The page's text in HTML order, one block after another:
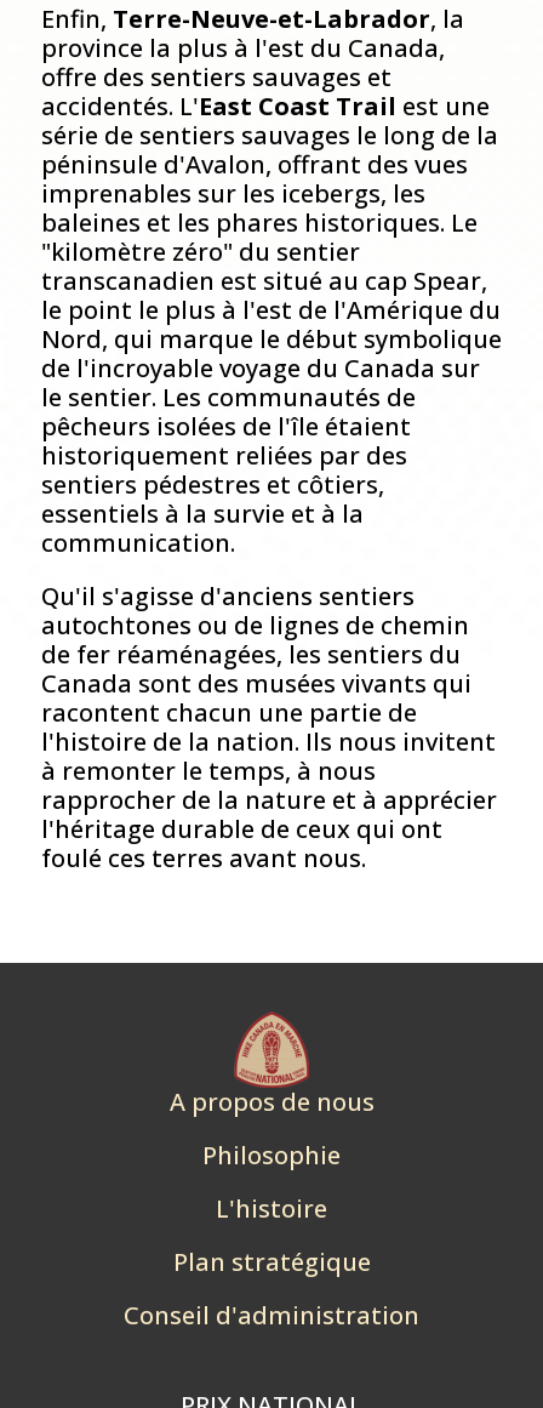
Enfin, Terre-Neuve-et-Labrador, la
province la plus à l'est du Canada,
offre des sentiers sauvages et
accidentés. L'East Coast Trail est une
série de sentiers sauvages le long de la
péninsule d'Avalon, offrant des vues
imprenables sur les icebergs, les
baleines et les phares historiques. Le
"kilomètre zéro" du sentier
transcanadien est situé au cap Spear,
le point le plus à l'est de l'Amérique du
Nord, qui marque le début symbolique
de l'incroyable voyage du Canada sur
le sentier. Les communautés de
pêcheurs isolées de l'île étaient
historiquement reliées par des
sentiers pédestres et côtiers,
essentiels à la survie et à la
communication.
Qu'il s'agisse d'anciens sentiers
autochtones ou de lignes de chemin
de fer réaménagées, les sentiers du
Canada sont des musées vivants qui
racontent chacun une partie de
l'histoire de la nation. Ils nous invitent
à remonter le temps, à nous
rapprocher de la nature et à apprécier
l'héritage durable de ceux qui ont
foulé ces terres avant nous.
A propos de nous
Philosophie
L'histoire
Plan stratégique
Conseil d'administration